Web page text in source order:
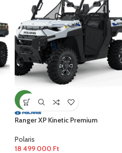
ÚJ
Ranger XP Kinetic Premium
Polaris
18 499 000 Ft